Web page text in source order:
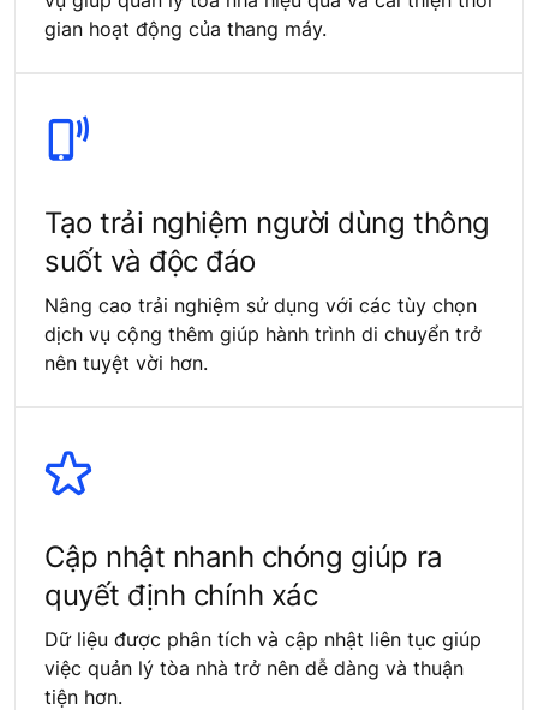
gian hoạt động của thang máy.
Tạo trải nghiệm người dùng thông
suốt và độc đáo
Nâng cao trải nghiệm sử dụng với các tùy chọn
dịch vụ cộng thêm giúp hành trình di chuyển trở
nên tuyệt vời hơn.
Cập nhật nhanh chóng giúp ra
quyết định chính xác
Dữ liệu được phân tích và cập nhật liên tục giúp
việc quản lý tòa nhà trở nên dễ dàng và thuận
tiện hơn.